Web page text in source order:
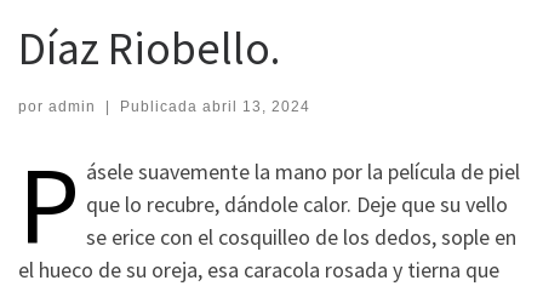
Díaz Riobello.
por admin Publicada abril 13, 2024
P ásele suavemente la mano por la película de piel
que lo recubre, dándole calor. Deje que su vello
se erice con el cosquilleo de los dedos, sople en
el hueco de su oreja, esa caracola rosada y tierna que